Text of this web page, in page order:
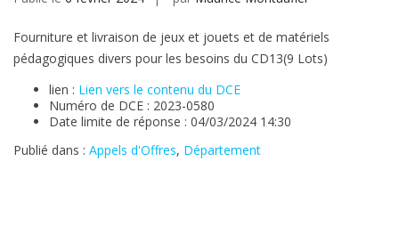
Fourniture et livraison de jeux et jouets et de matériels
pédagogiques divers pour les besoins du CD13(9 Lots)
lien : Lien vers le contenu du DCE
Numéro de DCE : 2023-0580
Date limite de réponse : 04/03/2024 14:30
Publié dans : Appels d'Offres, Département